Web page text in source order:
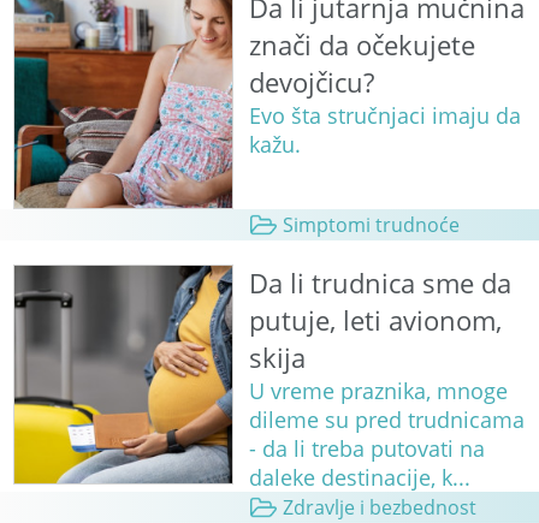
znači da očekujete
devojčicu?
Evo šta stručnjaci imaju da
kažu.
Simptomi trudnoće
Da li trudnica sme da
putuje, leti avionom,
skija
U vreme praznika, mnoge
dileme su pred trudnicama
- da li treba putovati na
daleke destinacije, k...
Zdravlje i bezbednost